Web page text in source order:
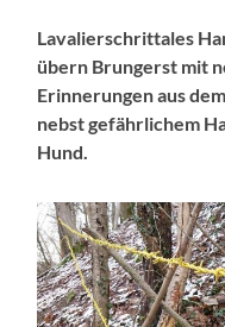
Lavalierschrittales
übern Brungerst mit
Erinnerungen aus
nebst gefährlichem
Hund.